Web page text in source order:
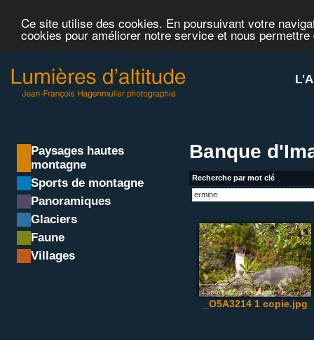
Ce site utilise des cookies. En poursuivant votre
cookies pour améliorer notre service et nous
Paysages hautes
montagne
Sports de montagne
Panoramiques
Glaciers
Faune
Villages
Banque
Recherche par mot clé
_O5A3214 1 copie.jpg